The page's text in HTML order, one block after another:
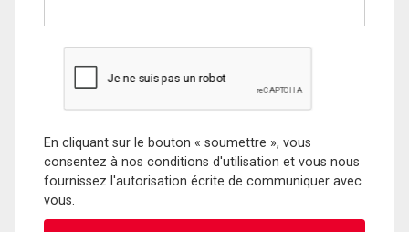
En cliquant sur le bouton « soumettre », vous
consentez à nos conditions d'utilisation et vous nous
fournissez l'autorisation écrite de communiquer avec
vous.